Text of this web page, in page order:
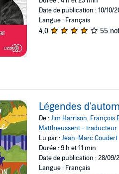
Date de publication : 10/10/
Langue : Français
4,0 55
Légendes
De :Jim Harrison, François
Matthieussent - traducteur
Lu par :Jean-Marc Coudert
Durée : 9 h et 11 min
Date de publication : 28/09/
Langue : Français